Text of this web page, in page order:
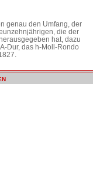
genau den Umfang, der
die der
hat, dazu
Dur, das h-Moll-Rondo